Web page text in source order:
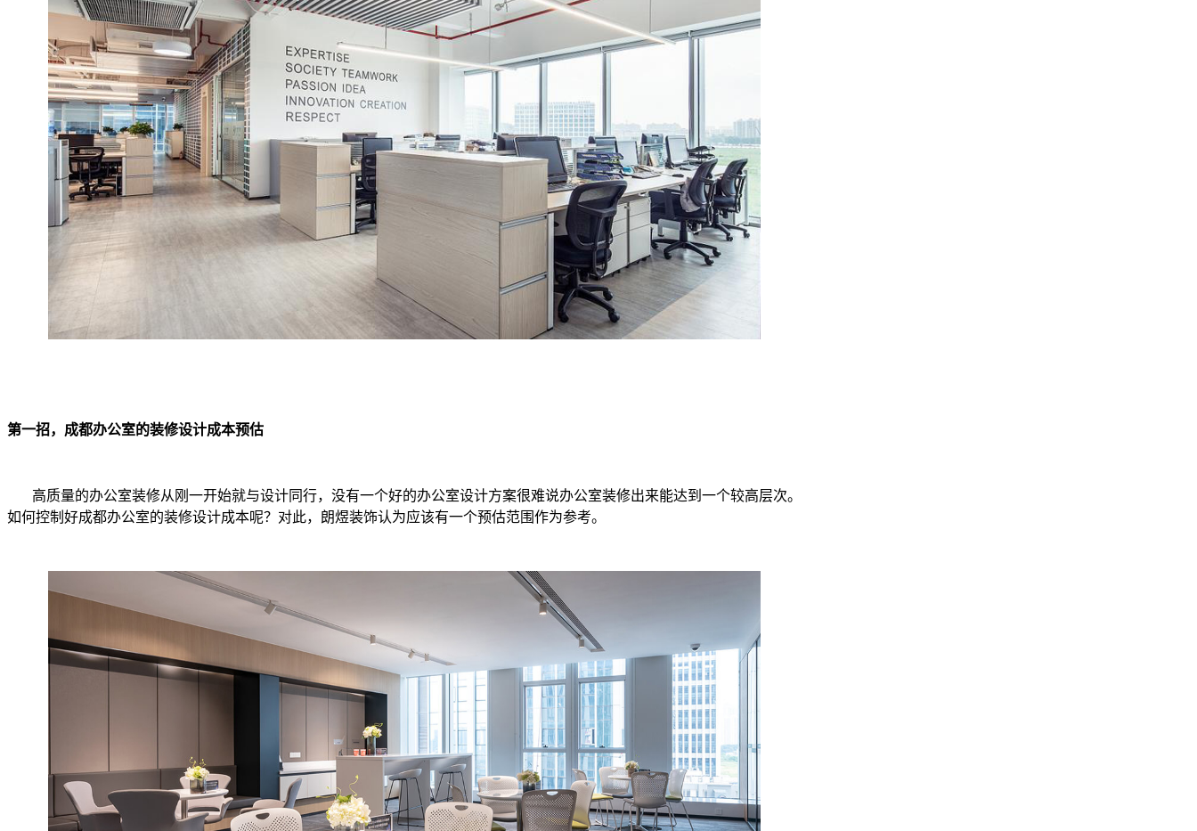
第一招，成都办公室的装修设计成本预估
高质量的办公室装修从刚一开始就与设计同行，没有一个好的办公室设计方案很难说办公室装修出来能达到一个较高层次。
如何控制好成都办公室的装修设计成本呢？对此，朗煜装饰认为应该有一个预估范围作为参考。